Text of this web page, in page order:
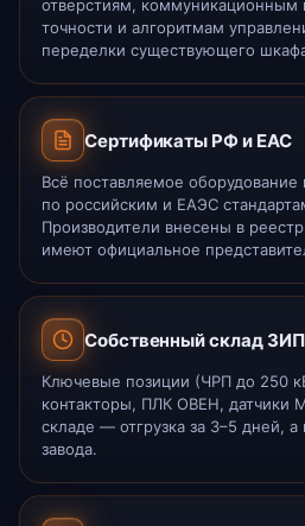
отверстиям, коммуникационным
точности и алгоритмам
переделки существующего
Сертификаты РФ и ЕАС
Всё поставляемое
по российским и ЕАЭС
Производители внесены в
имеют официальное
Собственный склад ЗИП
Ключевые позиции (ЧРП до 250
контакторы, ПЛК ОВЕН, датчики
складе — отгрузка за 3–5 дней,
завода.